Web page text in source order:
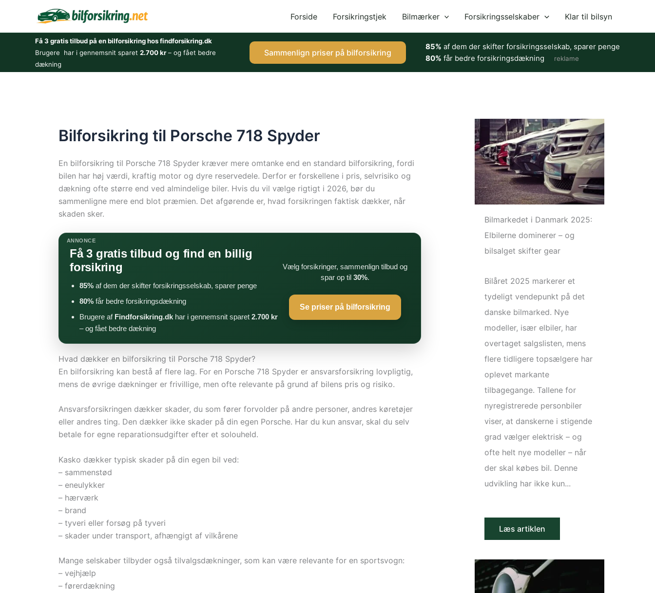
indholdet
Forside Forsikringstjek Bilmærker Forsikringsselskaber Klar til bilsyn
Få 3 gratis tilbud på en bilforsikring hos findforsikring.dk
Brugere har i gennemsnit sparet 2.700 kr– og fået bedre
dækning
Sammenlign priser på bilforsikring
85% af dem der skifter forsikringsselskab, sparer penge
80% får bedre forsikringsdækning reklame
Bilforsikring til Porsche 718 Spyder
En bilforsikring til Porsche 718 Spyder kræver mere omtanke end en standard bilforsikring, fordi
bilen har høj værdi, kraftig motor og dyre reservedele. Derfor er forskellene i pris, selvrisiko og
dækning ofte større end ved almindelige biler. Hvis du vil vælge rigtigt i 2026, bør du
sammenligne mere end blot præmien. Det afgørende er, hvad forsikringen faktisk dækker, når
skaden sker.
ANNONCE
Få 3 gratis tilbud og find en billig
forsikring
85% af dem der skifter forsikringsselskab, sparer penge
80% får bedre forsikringsdækning
Brugere af Findforsikring.dk har i gennemsnit sparet 2.700 kr
– og fået bedre dækning
Vælg forsikringer, sammenlign tilbud og
spar op til30%.
Se priser på bilforsikring
Hvad dækker en bilforsikring til Porsche 718 Spyder?
En bilforsikring kan bestå af flere lag. For en Porsche 718 Spyder er ansvarsforsikring lovpligtig,
mens de øvrige dækninger er frivillige, men ofte relevante på grund af bilens pris og risiko.
Ansvarsforsikringen dækker skader, du som fører forvolder på andre personer, andres køretøjer
eller andres ting. Den dækker ikke skader på din egen Porsche. Har du kun ansvar, skal du selv
betale for egne reparationsudgifter efter et solouheld.
Kasko dækker typisk skader på din egen bil ved:
– sammenstød
– eneulykker
– hærværk
– brand
– tyveri eller forsøg på tyveri
– skader under transport, afhængigt af vilkårene
Mange selskaber tilbyder også tilvalgsdækninger, som kan være relevante for en sportsvogn:
– vejhjælp
– førerdækning
Bilmarkedet i Danmark 2025:
Elbilerne dominerer – og
bilsalget skifter gear
Bilåret 2025 markerer et
tydeligt vendepunkt på det
danske bilmarked. Nye
modeller, især elbiler, har
overtaget salgslisten, mens
flere tidligere topsælgere har
oplevet markante
tilbagegange. Tallene for
nyregistrerede personbiler
viser, at danskerne i stigende
grad vælger elektrisk – og
ofte helt nye modeller – når
der skal købes bil. Denne
udvikling har ikke kun...
Læs artiklen